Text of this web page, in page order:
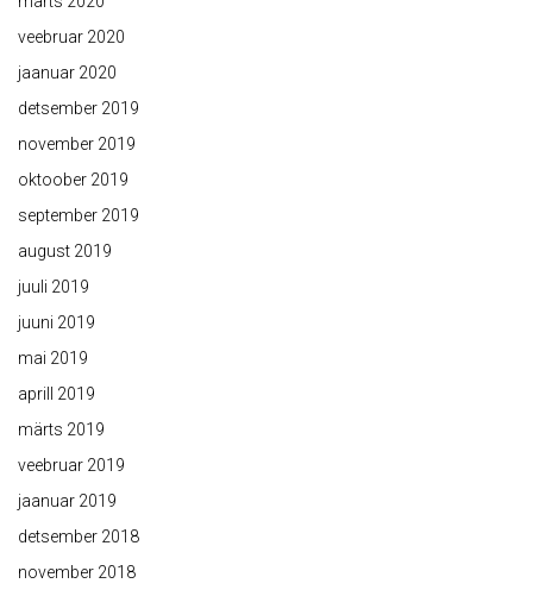
veebruar 2020
jaanuar 2020
detsember 2019
november 2019
oktoober 2019
september 2019
august 2019
juuli 2019
juuni 2019
mai 2019
aprill 2019
märts 2019
veebruar 2019
jaanuar 2019
detsember 2018
november 2018